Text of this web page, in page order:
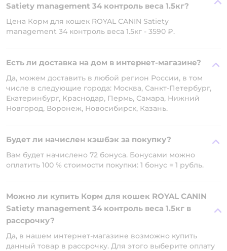
Satiety management 34 контроль веса 1.5кг?
Цена Корм для кошек ROYAL CANIN Satiety
management 34 контроль веса 1.5кг - 3590 ₽.
Есть ли доставка на дом в интернет-магазине?
Да, можем доставить в любой регион России, в том
числе в следующие города: Москва, Санкт-Петербург,
Екатеринбург, Краснодар, Пермь, Самара, Нижний
Новгород, Воронеж, Новосибирск, Казань.
Будет ли начислен кэшбэк за покупку?
Вам будет начислено 72 бонуса. Бонусами можно
оплатить 100 % стоимости покупки: 1 бонус = 1 рубль.
Можно ли купить Корм для кошек ROYAL CANIN
Satiety management 34 контроль веса 1.5кг в
рассрочку?
Да, в нашем интернет-магазине возможно купить
данный товар в рассрочку. Для этого выберите оплату